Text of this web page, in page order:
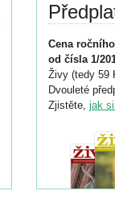
Cena
od čísla 1/
Živy (tedy 59
Dvouleté
Zjistěte, jak